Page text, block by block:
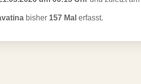
bisher 157 Mal erfasst.